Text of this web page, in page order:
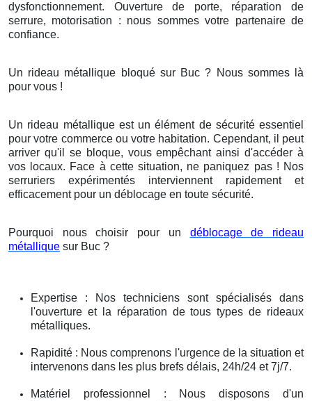
dysfonctionnement. Ouverture de porte, réparation de
serrure, motorisation : nous sommes votre partenaire de
confiance.
Un rideau métallique bloqué sur Buc ? Nous sommes là
pour vous !
Un rideau métallique est un élément de sécurité essentiel
pour votre commerce ou votre habitation. Cependant, il peut
arriver qu'il se bloque, vous empêchant ainsi d'accéder à
vos locaux. Face à cette situation, ne paniquez pas ! Nos
serruriers expérimentés interviennent rapidement et
efficacement pour un déblocage en toute sécurité.
Pourquoi nous choisir pour un déblocage de rideau
métallique sur Buc ?
Expertise : Nos techniciens sont spécialisés dans
l'ouverture et la réparation de tous types de rideaux
métalliques.
Rapidité : Nous comprenons l'urgence de la situation et
intervenons dans les plus brefs délais, 24h/24 et 7j/7.
Matériel professionnel : Nous disposons d'un